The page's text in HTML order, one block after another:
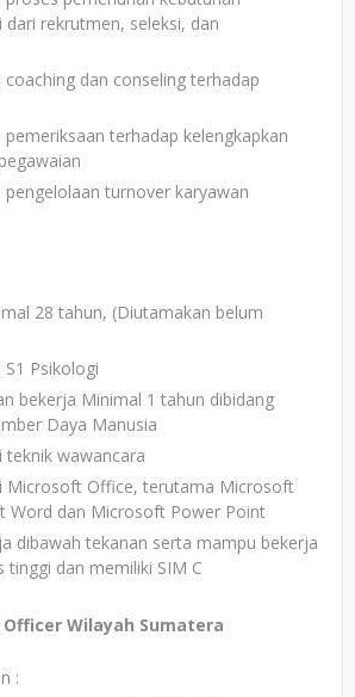
dari rekrutmen, seleksi, dan
coaching dan conseling terhadap
pemeriksaan terhadap kelengkapkan
pengelolaan turnover karyawan
28 tahun, (Diutamakan belum
S1 Psikologi
bekerja Minimal 1 tahun dibidang
Daya Manusia
teknik wawancara
Microsoft Office, terutama Microsoft
Word dan Microsoft Power Point
dibawah tekanan serta mampu bekerja
tinggi dan memiliki SIM C
Wilayah Sumatera
: